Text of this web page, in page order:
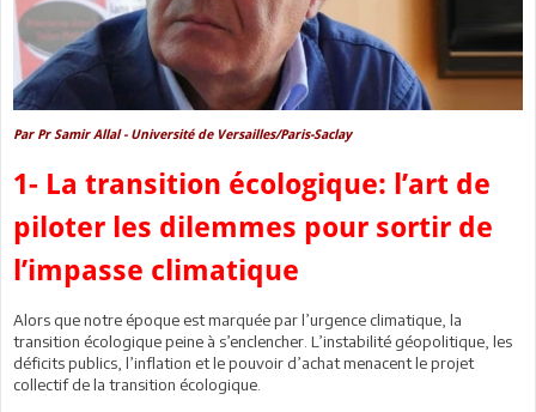
Par Pr Samir Allal - Université de Versailles/Paris-Saclay
1- La transition écologique: l’art de
piloter les dilemmes pour sortir de
l’impasse climatique
Alors que notre époque est marquée par l’urgence climatique, la
transition écologique peine à s’enclencher. L’instabilité géopolitique, les
déficits publics, l’inflation et le pouvoir d’achat menacent le projet
collectif de la transition écologique.